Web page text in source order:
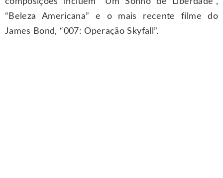
“Beleza Americana” e o mais recente filme do
James Bond, “007: Operação Skyfall”.